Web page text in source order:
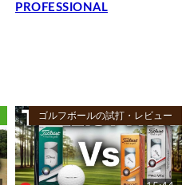
PROFESSIONAL
ゴルフボールの試打・レビュー